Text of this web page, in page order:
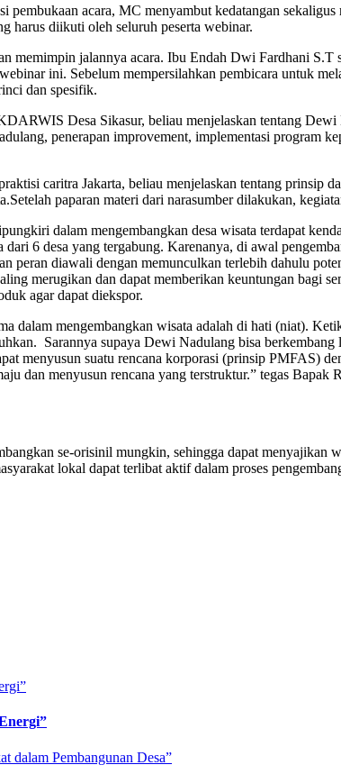
pembukaan acara, MC menyambut kedatangan
harus diikuti oleh seluruh peserta webinar.
memimpin jalannya acara. Ibu Endah Dwi Fardhani
ini. Sebelum mempersilahkan pembicara untuk
dan spesifik.
Desa Sikasur, beliau menjelaskan tentang Dewi
penerapan improvement, implementasi program
caritra Jakarta, beliau menjelaskan tentang prinsip
paparan materi dari narasumber dilakukan,
dalam mengembangkan desa wisata terdapat
6 desa yang tergabung. Karenanya, di awal
peran diawali dengan memunculkan terlebih dahulu
merugikan dan dapat memberikan keuntungan bagi
agar dapat diekspor.
dalam mengembangkan wisata adalah di hati (niat).
Sarannya supaya Dewi Nadulang bisa
menyusun suatu rencana korporasi (prinsip PMFAS)
dan menyusun rencana yang terstruktur.” tegas
se-orisinil mungkin, sehingga dapat menyajikan
lokal dapat terlibat aktif dalam proses